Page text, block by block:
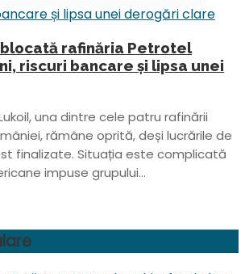
rafinăria Petrotel
riscuri bancare și lipsa unei
una dintre cele patru rafinării
rămâne oprită, deși lucrările de
finalizate. Situația este complicată
impuse grupului...